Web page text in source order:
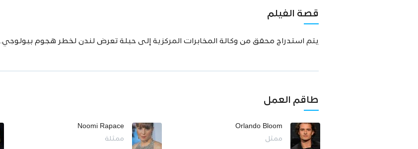
قصة الفيلم
يتم استدراج محقق من وكالة المخابرات المركزية إلى حيلة تعرض لندن لخطر هجوم بيولوجي.
طاقم العمل
Orlando Bloom
ممثل
Noomi Rapace
ممثلة